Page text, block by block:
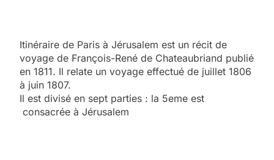
Itinéraire de Paris à Jérusalem est un récit de
voyage de François-René de Chateaubriand publié
en 1811. Il relate un voyage effectué de juillet 1806
à juin 1807.
Il est divisé en sept parties : la 5eme est
consacrée à Jérusalem